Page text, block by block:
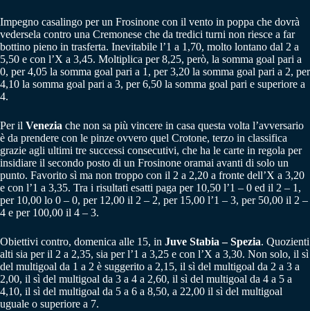
Impegno casalingo per un Frosinone con il vento in poppa che dovrà
vedersela contro una Cremonese che da tredici turni non riesce a far
bottino pieno in trasferta. Inevitabile l’1 a 1,70, molto lontano dal 2 a
5,50 e con l’X a 3,45. Moltiplica per 8,25, però, la somma goal pari a
0, per 4,05 la somma goal pari a 1, per 3,20 la somma goal pari a 2, per
4,10 la somma goal pari a 3, per 6,50 la somma goal pari e superiore a
4.
Per il Venezia che non sa più vincere in casa questa volta l’avversario
è da prendere con le pinze ovvero quel Crotone, terzo in classifica
grazie agli ultimi tre successi consecutivi, che ha le carte in regola per
insidiare il secondo posto di un Frosinone oramai avanti di solo un
punto. Favorito sì ma non troppo con il 2 a 2,20 a fronte dell’X a 3,20
e con l’1 a 3,35. Tra i risultati esatti paga per 10,50 l’1 – 0 ed il 2 – 1,
per 10,00 lo 0 – 0, per 12,00 il 2 – 2, per 15,00 l’1 – 3, per 50,00 il 2 –
4 e per 100,00 il 4 – 3.
Obiettivi contro, domenica alle 15, in Juve Stabia – Spezia. Quozienti
alti sia per il 2 a 2,35, sia per l’1 a 3,25 e con l’X a 3,30. Non solo, il sì
del multigoal da 1 a 2 è suggerito a 2,15, il sì del multigoal da 2 a 3 a
2,00, il sì del multigoal da 3 a 4 a 2,60, il sì del multigoal da 4 a 5 a
4,10, il sì del multigoal da 5 a 6 a 8,50, a 22,00 il sì del multigoal
uguale o superiore a 7.